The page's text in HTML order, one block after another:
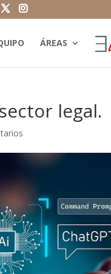
ÁREAS
legal.